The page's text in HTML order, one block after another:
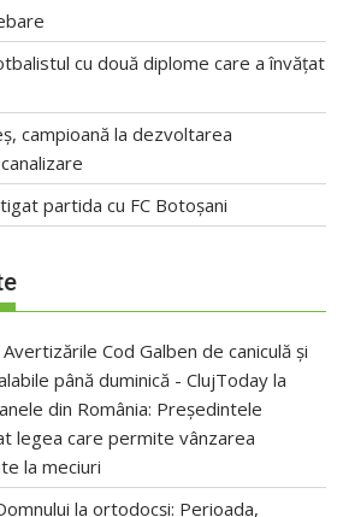
cu două diplome care a învățat
campioană la dezvoltarea
partida cu FC Botoșani
Cod Galben de caniculă și
până duminică - ClujToday la
din România: Președintele
legea care permite vânzarea
la meciuri
la ortodocși: Perioada,